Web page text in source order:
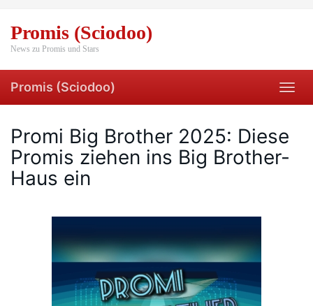
main
content
Promis (Sciodoo)
News zu Promis und Stars
Promis (Sciodoo)
Promi Big Brother 2025: Diese
Promis ziehen ins Big Brother-
Haus ein